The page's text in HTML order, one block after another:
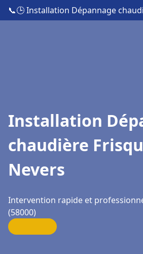
📞🕒 Installation Dépannage
Installation
chaudière
Nevers
Intervention rapide et
(58000)